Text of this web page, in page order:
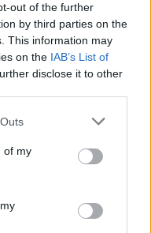
out of the further
by third parties on the
This information may
on the IAB’s List of
disclose it to other
one or more Google
You may click to
its third-party tags to
in below Google
of my
fel Nora
fotográfus
személyes
. A 20. század